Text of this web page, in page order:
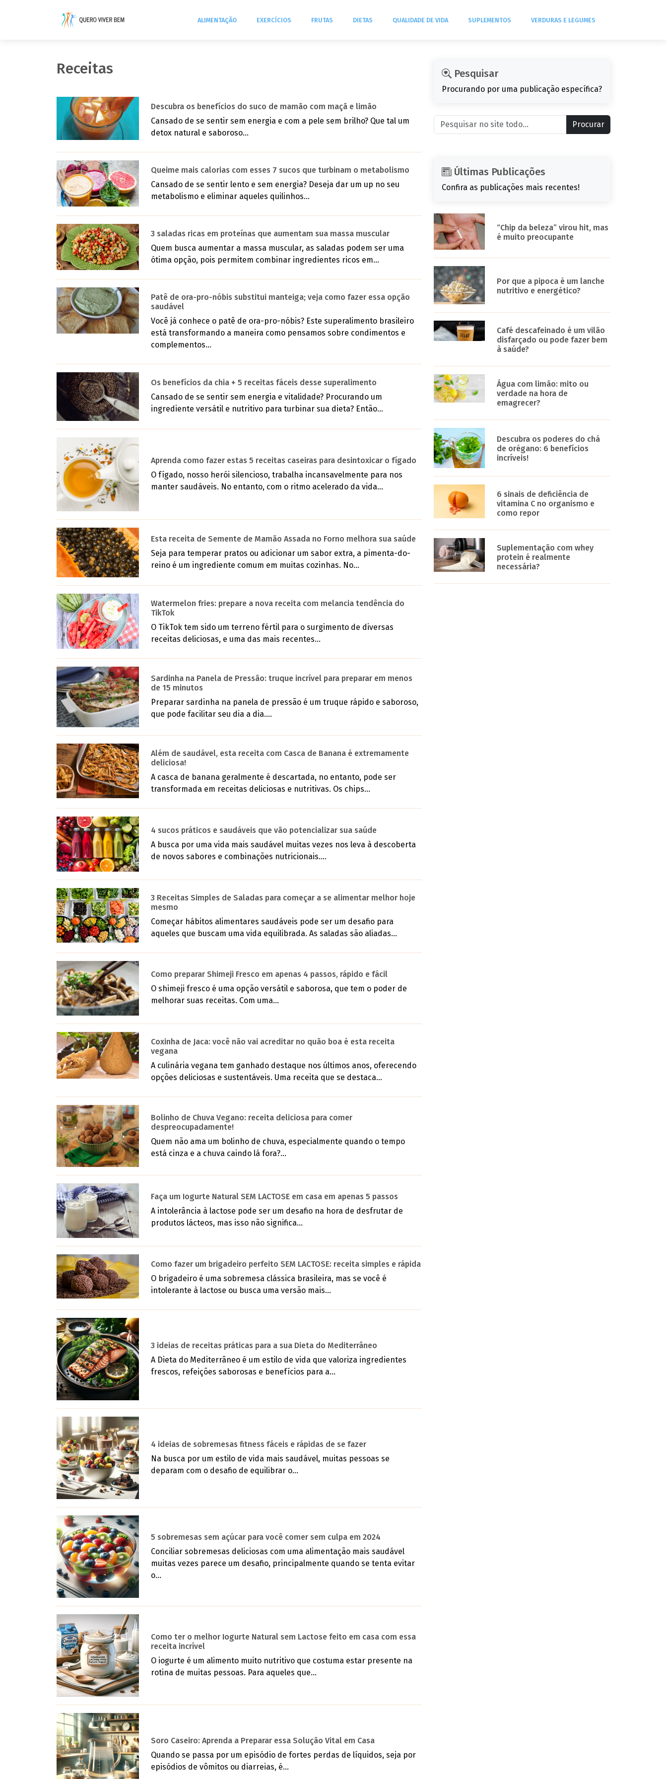
ALIMENTAÇÃO EXERCÍCIOS FRUTAS DIETAS QUALIDADE DE VIDA SUPLEMENTOS VERDURAS E LEGUMES
Receitas
Descubra os benefícios do suco de mamão com maçã e limão
Cansado de se sentir sem energia e com a pele sem brilho? Que tal um
detox natural e saboroso...
Queime mais calorias com esses 7 sucos que turbinam o metabolismo
Cansado de se sentir lento e sem energia? Deseja dar um up no seu
metabolismo e eliminar aqueles quilinhos...
3 saladas ricas em proteínas que aumentam sua massa muscular
Quem busca aumentar a massa muscular, as saladas podem ser uma
ótima opção, pois permitem combinar ingredientes ricos em...
Patê de ora-pro-nóbis substitui manteiga; veja como fazer essa opção
saudável
Você já conhece o patê de ora-pro-nóbis? Este superalimento brasileiro
está transformando a maneira como pensamos sobre condimentos e
complementos...
Os benefícios da chia + 5 receitas fáceis desse superalimento
Cansado de se sentir sem energia e vitalidade? Procurando um
ingrediente versátil e nutritivo para turbinar sua dieta? Então...
Aprenda como fazer estas 5 receitas caseiras para desintoxicar o fígado
O fígado, nosso herói silencioso, trabalha incansavelmente para nos
manter saudáveis. No entanto, com o ritmo acelerado da vida...
Esta receita de Semente de Mamão Assada no Forno melhora sua saúde
Seja para temperar pratos ou adicionar um sabor extra, a pimenta-do-
reino é um ingrediente comum em muitas cozinhas. No...
Watermelon fries: prepare a nova receita com melancia tendência do
TikTok
O TikTok tem sido um terreno fértil para o surgimento de diversas
receitas deliciosas, e uma das mais recentes...
Sardinha na Panela de Pressão: truque incrível para preparar em menos
de 15 minutos
Preparar sardinha na panela de pressão é um truque rápido e saboroso,
que pode facilitar seu dia a dia....
Além de saudável, esta receita com Casca de Banana é extremamente
deliciosa!
A casca de banana geralmente é descartada, no entanto, pode ser
transformada em receitas deliciosas e nutritivas. Os chips...
4 sucos práticos e saudáveis que vão potencializar sua saúde
A busca por uma vida mais saudável muitas vezes nos leva à descoberta
de novos sabores e combinações nutricionais....
3 Receitas Simples de Saladas para começar a se alimentar melhor hoje
mesmo
Começar hábitos alimentares saudáveis pode ser um desafio para
aqueles que buscam uma vida equilibrada. As saladas são aliadas...
Como preparar Shimeji Fresco em apenas 4 passos, rápido e fácil
O shimeji fresco é uma opção versátil e saborosa, que tem o poder de
melhorar suas receitas. Com uma...
Coxinha de Jaca: você não vai acreditar no quão boa é esta receita
vegana
A culinária vegana tem ganhado destaque nos últimos anos, oferecendo
opções deliciosas e sustentáveis. Uma receita que se destaca...
Bolinho de Chuva Vegano: receita deliciosa para comer
despreocupadamente!
Quem não ama um bolinho de chuva, especialmente quando o tempo
está cinza e a chuva caindo lá fora?...
Faça um Iogurte Natural SEM LACTOSE em casa em apenas 5 passos
A intolerância à lactose pode ser um desafio na hora de desfrutar de
produtos lácteos, mas isso não significa...
Como fazer um brigadeiro perfeito SEM LACTOSE: receita simples e rápida
O brigadeiro é uma sobremesa clássica brasileira, mas se você é
intolerante à lactose ou busca uma versão mais...
3 ideias de receitas práticas para a sua Dieta do Mediterrâneo
A Dieta do Mediterrâneo é um estilo de vida que valoriza ingredientes
frescos, refeições saborosas e benefícios para a...
4 ideias de sobremesas fitness fáceis e rápidas de se fazer
Na busca por um estilo de vida mais saudável, muitas pessoas se
deparam com o desafio de equilibrar o...
5 sobremesas sem açúcar para você comer sem culpa em 2024
Conciliar sobremesas deliciosas com uma alimentação mais saudável
muitas vezes parece um desafio, principalmente quando se tenta evitar
o...
Como ter o melhor Iogurte Natural sem Lactose feito em casa com essa
receita incrível
O iogurte é um alimento muito nutritivo que costuma estar presente na
rotina de muitas pessoas. Para aqueles que...
Soro Caseiro: Aprenda a Preparar essa Solução Vital em Casa
Quando se passa por um episódio de fortes perdas de líquidos, seja por
episódios de vômitos ou diarreias, é...
Pesquisar
Procurando por uma publicação específica?
Procurar
Últimas Publicações
Confira as publicações mais recentes!
“Chip da beleza” virou hit, mas
é muito preocupante
Por que a pipoca é um lanche
nutritivo e energético?
Café descafeinado é um vilão
disfarçado ou pode fazer bem
à saúde?
Água com limão: mito ou
verdade na hora de
emagrecer?
Descubra os poderes do chá
de orégano: 6 benefícios
incríveis!
6 sinais de deficiência de
vitamina C no organismo e
como repor
Suplementação com whey
protein é realmente
necessária?